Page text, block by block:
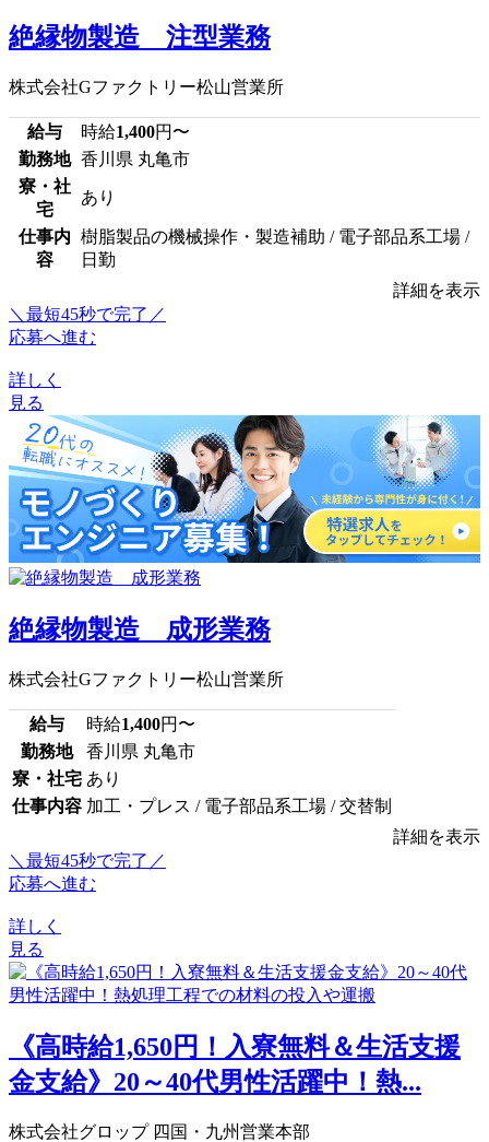
絶縁物製造 注型業務
株式会社Gファクトリー松山営業所
給与 時給1,400円〜
勤務地 香川県 丸亀市
寮・社
宅
あり
仕事内
容
樹脂製品の機械操作・製造補助 / 電子部品系工場 /
日勤
詳細を表示
＼最短45秒で完了／
応募へ進む
詳しく
見る
絶縁物製造 成形業務
株式会社Gファクトリー松山営業所
給与 時給1,400円〜
勤務地
香川県 丸亀市
寮・社宅 あり
仕事内容 加工・プレス / 電子部品系工場 / 交替制
詳細を表示
＼最短45秒で完了／
応募へ進む
詳しく
見る
《高時給1,650円！入寮無料＆生活支援
金支給》20～40代男性活躍中！熱...
株式会社グロップ 四国・九州営業本部